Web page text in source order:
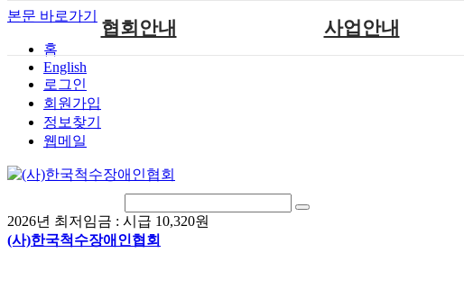
본문 바로가기
홈
English
로그인
회원가입
정보찾기
웹메일
2026년 최저임금 : 시급 10,320원
(사)한국척수장애인협회
협회안내
척수장애란?
찾아오시는길
사업안내
국제 교류/개발 협력사업